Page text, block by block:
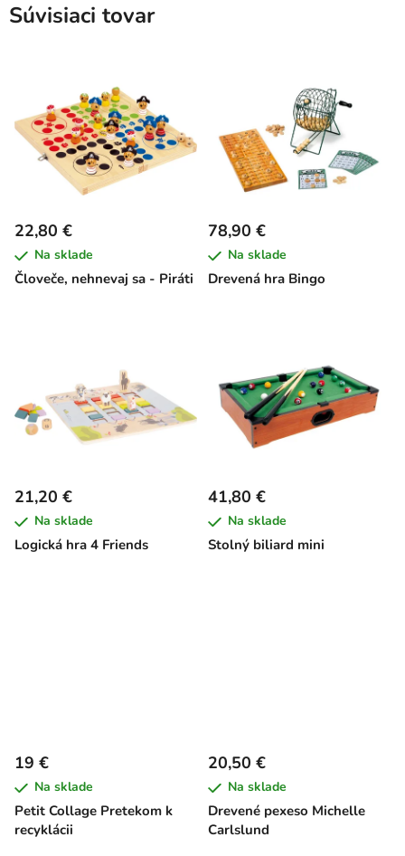
Súvisiaci tovar
Človeče, nehnevaj sa - Piráti
22,80 €
Na sklade
Drevená hra Bingo
78,90 €
Na sklade
Logická hra 4 Friends
21,20 €
Na sklade
Stolný biliard mini
41,80 €
Na sklade
Petit Collage Pretekom k
recyklácii
19 €
Na sklade
Drevené pexeso Michelle
Carlslund
20,50 €
Na sklade